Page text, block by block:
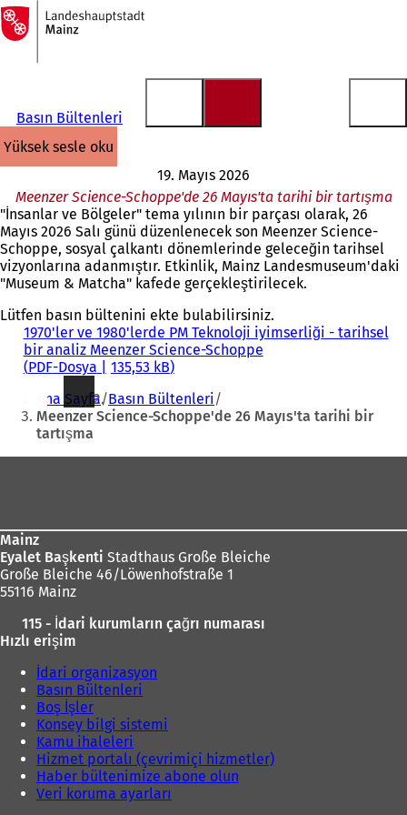
İçeriğe atla
Ana
sayfaya
Basın Bültenleri
yüksek sesle oku
19. Mayıs 2026
Meenzer Science-Schoppe'de 26 Mayıs'ta tarihi bir tartışma
"İnsanlar ve Bölgeler" tema yılının bir parçası olarak, 26
Mayıs 2026 Salı günü düzenlenecek son Meenzer Science-
Schoppe, sosyal çalkantı dönemlerinde geleceğin tarihsel
vizyonlarına adanmıştır. Etkinlik, Mainz Landesmuseum'daki
"Museum & Matcha" kafede gerçekleştirilecek.
Lütfen basın bültenini ekte bulabilirsiniz.
1970'ler ve 1980'lerde PM Teknoloji iyimserliği - tarihsel
bir analiz Meenzer Science-Schoppe
PDF-Dosya 135,53 kB
Buradasınız:
Ana Sayfa Basın Bültenleri
Meenzer Science-Schoppe'de 26 Mayıs'ta tarihi bir
tartışma
Mainz
Eyalet Başkenti Stadthaus Große Bleiche
Große Bleiche 46/Löwenhofstraße 1
55116 Mainz
115 - İdari kurumların çağrı numarası
Hızlı erişim
İdari organizasyon
Basın Bültenleri
Boş İşler
Konsey bilgi sistemi
Kamu ihaleleri
Hizmet portalı (çevrimiçi hizmetler)
Haber bültenimize abone olun
Veri koruma ayarları